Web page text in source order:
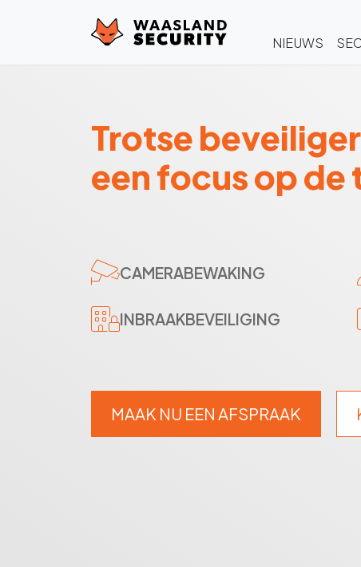
NIEUWS
Trotse
een focus op
CAMERABEWAKING
INBRAAKBEVEILIGING
MAAK NU EEN AFSPRAAK